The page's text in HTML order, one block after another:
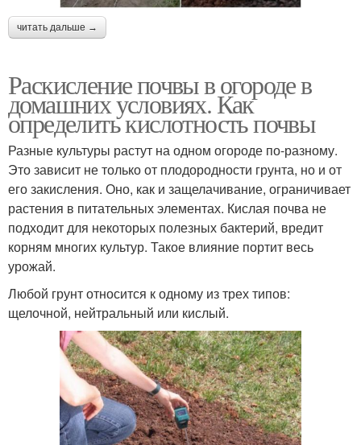
читать дальше →
Раскисление почвы в огороде в
домашних условиях. Как
определить кислотность почвы
Разные культуры растут на одном огороде по-разному.
Это зависит не только от плодородности грунта, но и от
его закисления. Оно, как и защелачивание, ограничивает
растения в питательных элементах. Кислая почва не
подходит для некоторых полезных бактерий, вредит
корням многих культур. Такое влияние портит весь
урожай.
Любой грунт относится к одному из трех типов:
щелочной, нейтральный или кислый.